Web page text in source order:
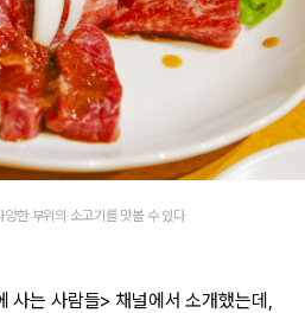
양한 부위의 소고기를 맛볼 수 있다
사는 사람들> 채널에서 소개했는데,